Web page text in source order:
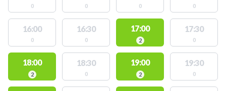
0 0 0 0
16:00
0
16:30
0
17:00
2
17:30
0
18:00
2
18:30
0
19:00
2
19:30
0